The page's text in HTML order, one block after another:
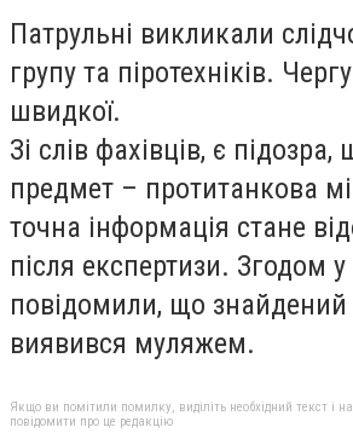
Патрульні викликали
групу та піротехніків.
швидкої.
Зі слів фахівців, є
предмет – протитанкова
точна інформація стане
після експертизи. Згодом у
повідомили, що
виявився муляжем.
Якщо ви помітили помилку, виділіть необхідний текст і
повідомити про це редакцію